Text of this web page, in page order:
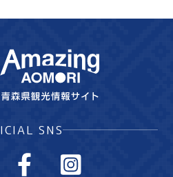
SNS